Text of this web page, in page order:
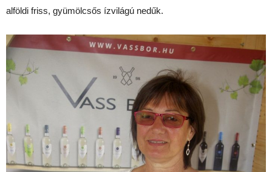
alföldi friss, gyümölcsős ízvilágú nedűk.